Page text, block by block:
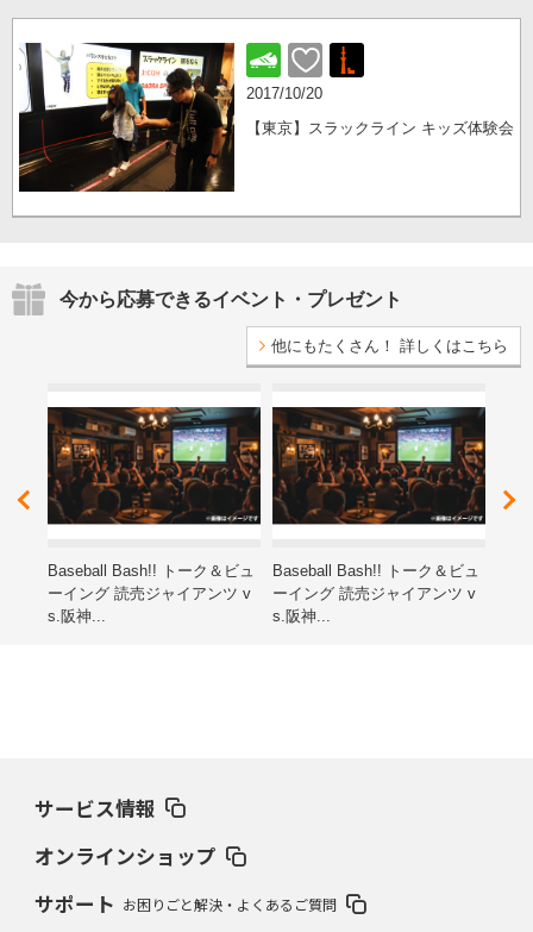
2017/10/20
【東京】スラックライン キッズ体験会
今から応募できるイベント・プレゼント
他にもたくさん！ 詳しくはこちら
Baseball Bash!! トーク＆ビュ
ーイング 読売ジャイアンツ v
s.阪神...
Baseball Bash!! トーク＆ビュ
ーイング 読売ジャイアンツ v
s.阪神...
サービス情報
オンラインショップ
サポート お困りごと解決・よくあるご質問